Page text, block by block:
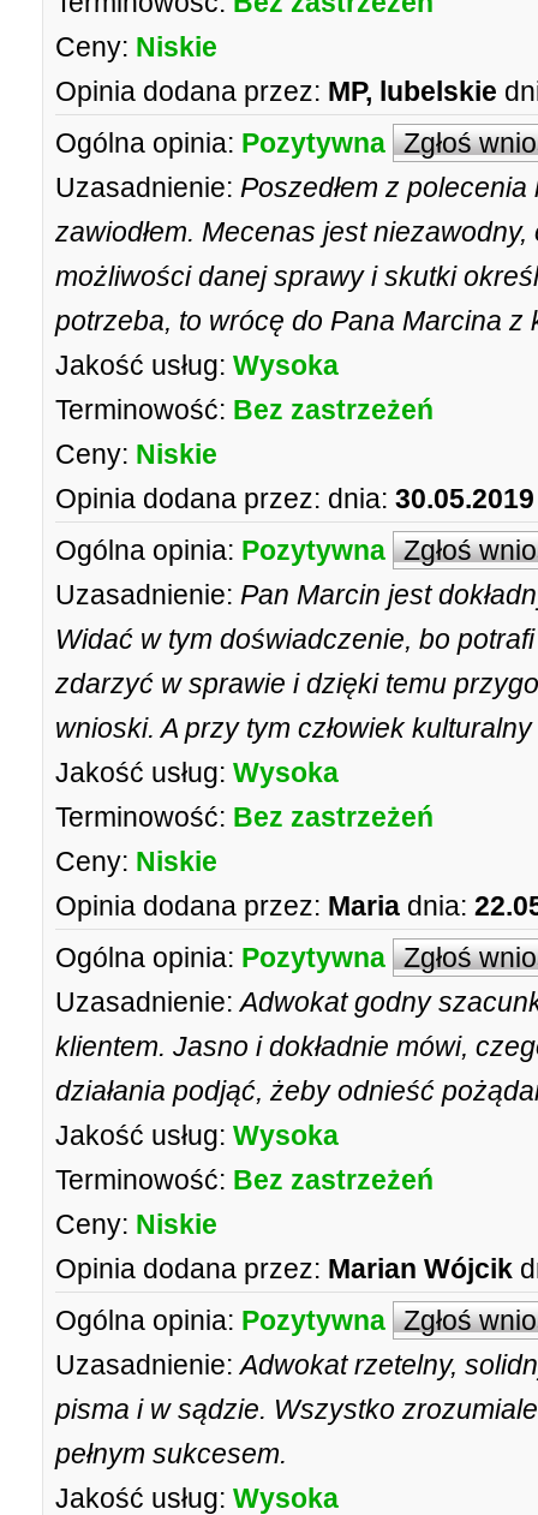
Ceny: Niskie
Opinia dodana przez: MP, lubelskie
Ogólna opinia: Pozytywna Zgłoś
Uzasadnienie: Poszedłem z
zawiodłem. Mecenas jest
możliwości danej sprawy i skutki
potrzeba, to wrócę do Pana Marcina z
Jakość usług: Wysoka
Terminowość: Bez zastrzeżeń
Ceny: Niskie
Opinia dodana przez: dnia:
Ogólna opinia: Pozytywna Zgłoś
Uzasadnienie: Pan Marcin jest
Widać w tym doświadczenie, bo
zdarzyć w sprawie i dzięki temu
wnioski. A przy tym człowiek
Jakość usług: Wysoka
Terminowość: Bez zastrzeżeń
Ceny: Niskie
Opinia dodana przez: Maria dnia:
Ogólna opinia: Pozytywna Zgłoś
Uzasadnienie: Adwokat godny
klientem. Jasno i dokładnie mówi,
działania podjąć, żeby odnieść
Jakość usług: Wysoka
Terminowość: Bez zastrzeżeń
Ceny: Niskie
Opinia dodana przez: Marian Wójcik
Ogólna opinia: Pozytywna Zgłoś
Uzasadnienie: Adwokat rzetelny,
pisma i w sądzie. Wszystko
pełnym sukcesem.
Jakość usług: Wysoka